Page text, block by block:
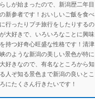
らしが始まったので、新潟歴二年目
の新参者です！おいしいご飯を食べ
に行ったりプチ旅行をしたりするの
が大好きで、いろいろなことに興味
を持つ好奇心旺盛な性格です！清津
峡のような新潟の美しい景色が特に
大好きなので、有名なところから知
る人ぞ知る景色まで新潟の良いとこ
ろにたくさん行きたいです！